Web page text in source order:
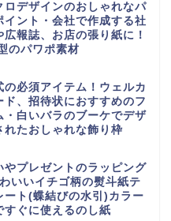
ロデザインのおしゃれなパ
イント・会社で作成する社
広報誌、お店の張り紙に！
のパワポ素材
の必須アイテム！ウェルカ
ド、招待状におすすめのフ
・白いバラのブーケでデザ
れたおしゃれな飾り枠
やプレゼントのラッピング
いいイチゴ柄の熨斗紙テ
ート(蝶結びの水引)カラー
すぐに使えるのし紙